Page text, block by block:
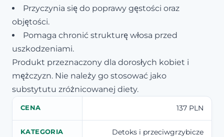
Przyczynia się do poprawy gęstości oraz
objętości.
Pomaga chronić strukturę włosa przed
uszkodzeniami.
Produkt przeznaczony dla dorosłych kobiet i
mężczyzn. Nie należy go stosować jako
substytutu zróżnicowanej diety.
CENA 137 PLN
KATEGORIA Detoks i przeciwgrzybicze